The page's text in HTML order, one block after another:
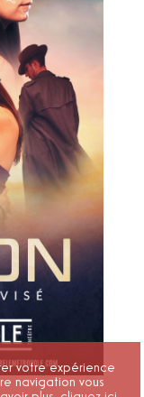
votre expérience
navigation vous